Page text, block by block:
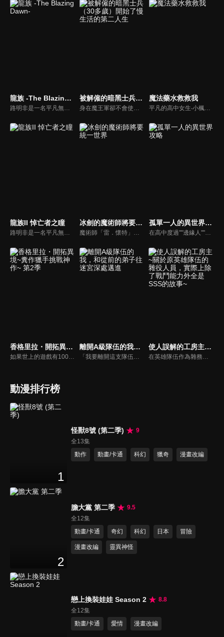
龍族 -The Blazing Dawn-
路明非是一名平凡無奇的高中生。某天，他突然收到了一封來自異國學校的神祕的入學邀請函。儘管他被學校優渥的待遇給吸引，但他卻還是無法下定決心——因為他未能割捨自己對女同學雯雯的心意。就在這時，前來說服他入學的學姐諾諾提出了一個建議。
被解僱的暗黑士兵（30多歲）開始了慢生活的第二人生
身在魔王軍卻不會使用魔法的暗黑士兵達利艾爾，以自己的才智和行動力爬上了四天王輔佐之位。然而在四天王剛一換代，達利艾爾就被解僱了。大失所望的他徬徨在森林中，無意間遇到了一名被怪物襲擊的少女！拯救了少女的達利艾爾在少女的「盛情招待」下來到了人類的村子。本想在暴露自己是魔族之前溜之大吉的達利艾爾卻在少女的「請求」下留下來開始冒險者之路。
魔法藥水救救我
平凡的高中女生‧小楓，在一條陌生的小巷裡醒了過來。那裡是個有著獸人、精靈與龍的不可思議異世界。小楓注意到自己背的背包裡，多了一本前所未見的書。那本書只要唸出「生成」，就能製作出魔法藥水，真是不可思議！對於被拋到異世界的小楓而言，這些生成的魔法藥水成了維繫生活的依靠。
龍族II 悼亡者之瞳 冰劍的魔術師將要統一世界 孤單一人的異世界攻略
在高中度過""邊緣人""生活的遙，上課時突然跟同班同學一起被召喚到異世界。只要從外掛技能清單中選擇喜歡的技能，神明就會賜予你──本來應該是這樣的，但外掛技能是先搶先贏，所以強勢技能都已經被同學們拿完了！？由於神明惱羞成怒，遙被硬塞了全部剩下的負面技能，還因為技能『邊緣人』的關係，到了異世界也只能孤單一人冒險……。不依賴外掛，還要超越外掛──最強""邊緣人""的異世界困難模式攻略譚，開幕！
香格里拉・開拓異境~糞作獵手挑戰神作~ 第2季
如果世上的遊戲有100款神作，就有1000款糞作。這是深愛糞作也為糞作所鍾愛的男人「陽務樂郎」挑戰與糞作完全極端的神作「香格里拉．開拓異境」的故事。以每個人都有過的遊戲體驗描寫全新感覺的奇幻故事，讓沉浸在過去回憶的大人們＆活在先進科技中的年輕人。
離開A級隊伍的我，和從前的弟子往迷宮深處邁進
「我要離開這支隊伍！」紅魔導士優克厲聲拋下這句話，就離開待了五年的A級隊伍「雷霆之槍」。他再也無法忍受其他隊友對太低估自己……不，是受不了被他們瞧不起，最終選擇捨棄了那個地位。當優克在尋找新隊伍的時候，與瑪莉娜、希露可、蕾茵這三個以前教過的學生重逢，並加入了她們的隊伍。在把他當「老師」仰慕的三人激勵下，優克盡情發揮了那超乎常規的魔法能力及技能，也成功引導出瑪莉娜她們的潛力，接連達成各項任務。並透過直播用的魔法道具「卡麥拉君」的「冒險直播」，打響了隊伍「四葉草」的名聲。這樣的「四葉草」夢想是征服最艱難的迷宮「無色暗影」。他們為了實現夢想而挑戰了各式各樣的迷宮，卻漸漸被捲入撼動世界的混沌之中─
使人誤解的工房主~關於原英雄隊伍的雜役人員，實際上除了戰鬥能力外全是SSS的故事~
在英雄隊伍作為雜務人員工作的溫柔少年格爾特，某天因「沒用」突然被逐出隊伍，甚至被判斷戰鬥相關的各種適性都是最低等級。格爾特為了維持生計，開始幫忙各式各樣的工作，但想不到他在所到之處都展現了超乎人類的驚人才能！因為格爾特除了戰鬥以外的領域，其實都是適性最高的 SSS 級…！然而關鍵的本人對此毫無發覺，並誤認是「常見的事」。這無自覺的行動將會拯救人們、城鎮、甚至國家！？被英雄隊伍開除的少年踏上不知所措的旅途——而這便是那「常見的故事」。
動漫排行榜
1
怪獸8號 (第二季)
9
全13集
動作
動畫/卡通 科幻 獵奇 漫畫改編
2
膽大黨 第二季
9.5
全12集
動畫/卡通
奇幻 科幻 日本 冒險
漫畫改編 靈異神怪
戀上換裝娃娃 Season 2
8.8
全12集
動畫/卡通
愛情 漫畫改編